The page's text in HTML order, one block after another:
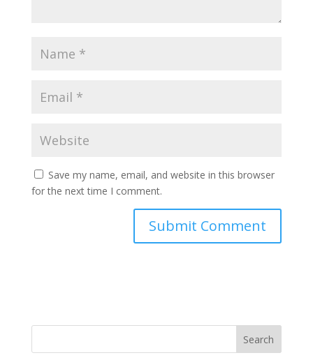
Save my name, email, and website in this browser
for the next time I comment.
Search